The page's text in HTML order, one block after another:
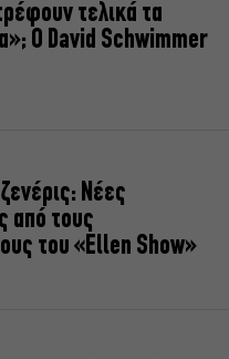
τελικά τα
Ο David Schwimmer
Νέες
από τους
του «Ellen Show»